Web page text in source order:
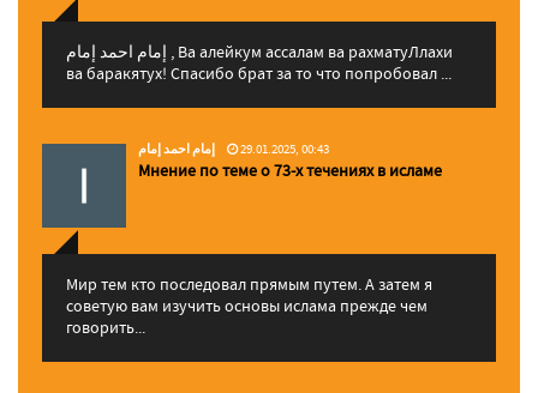
إمام احمد إمام , Ва алейкум ассалам ва рахматуЛлахи
ва баракятух! Спасибо брат за то что попробовал ...
إمام احمد إمام 29.01.2025, 00:43
Мнение по теме о 73-х течениях в исламе
Мир тем кто последовал прямым путем. А затем я
советую вам изучить основы ислама прежде чем
говорить...